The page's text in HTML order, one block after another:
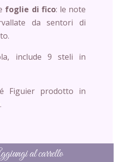
foglie di fico: le note
da sentori di
include 9 steli in
Figuier prodotto in
al carrello